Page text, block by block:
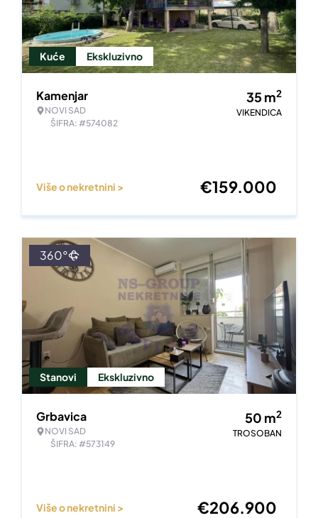
Kuće Ekskluzivno
Kamenjar
NOVI SAD
ŠIFRA: #574082
35m2
VIKENDICA
Više o nekretnini > €159.000
Stanovi Ekskluzivno
360°
Grbavica
NOVI SAD
ŠIFRA: #573149
50 m2
TROSOBAN
Više o nekretnini > €206.900